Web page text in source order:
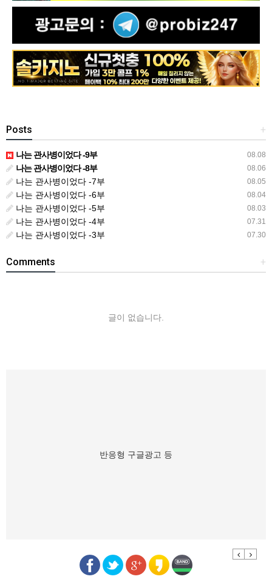
+
Posts
08.08
나는 관사병이었다 -9부
08.06
나는 관사병이었다 -8부
08.05
나는 관사병이었다 -7부
08.04
나는 관사병이었다 -6부
08.03
나는 관사병이었다 -5부
07.31
나는 관사병이었다 -4부
07.30
나는 관사병이었다 -3부
+
Comments
글이 없습니다.
반응형 구글광고 등
Previous
Next